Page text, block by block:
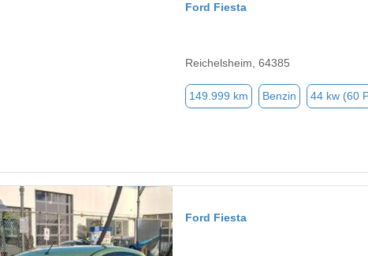
Ford Fiesta
Reichelsheim, 64385
149.999 km Benzin 44 kw (60
Ford Fiesta